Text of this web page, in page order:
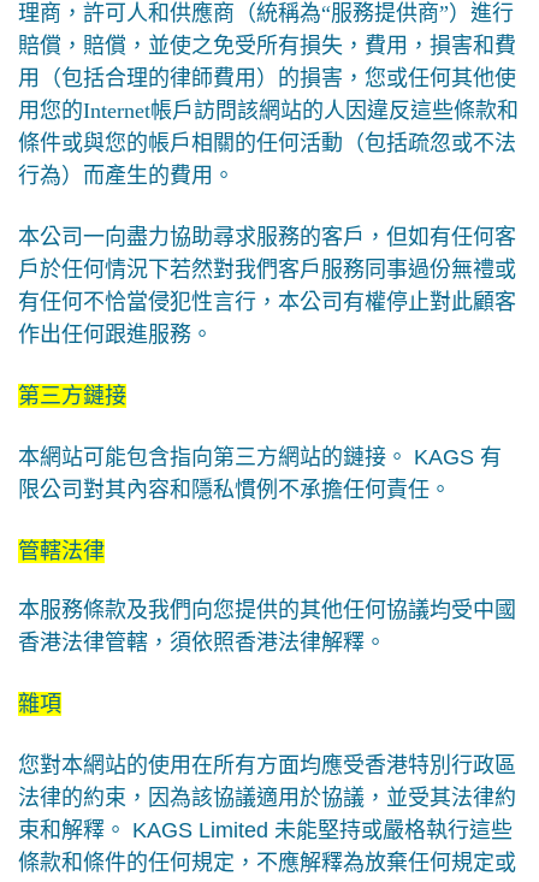
理商，許可人和供應商（統稱為“服務提供商”）進行
賠償，賠償，並使之免受所有損失，費用，損害和費
用（包括合理的律師費用）的損害，您或任何其他使
用您的Internet帳戶訪問該網站的人因違反這些條款和
條件或與您的帳戶相關的任何活動（包括疏忽或不法
行為）而產生的費用。
本公司一向盡力協助尋求服務的客戶，但如有任何客
戶於任何情況下若然對我們客戶服務同事過份無禮或
有任何不恰當侵犯性言行，本公司有權停止對此顧客
作出任何跟進服務。
第三方鏈接
本網站可能包含指向第三方網站的鏈接。 KAGS 有
限公司對其內容和隱私慣例不承擔任何責任。
管轄法律
本服務條款及我們向您提供的其他任何協議均受中國
香港法律管轄，須依照香港法律解釋。
雜項
您對本網站的使用在所有方面均應受香港特別行政區
法律的約束，因為該協議適用於協議，並受其法律約
束和解釋。 KAGS Limited 未能堅持或嚴格執行這些
條款和條件的任何規定，不應解釋為放棄任何規定或